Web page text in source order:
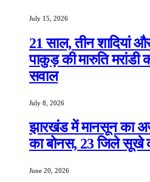
July 15, 2026
21 साल, तीन
पाकुड़ की मारुति
सवाल
July 8, 2026
झारखंड में मानसून का
का बोनस, 23 जिले सूखे
June 20, 2026